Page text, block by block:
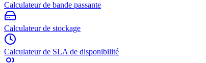
Calculateur de bande passante
Calculateur de stockage
Calculateur de SLA de disponibilité